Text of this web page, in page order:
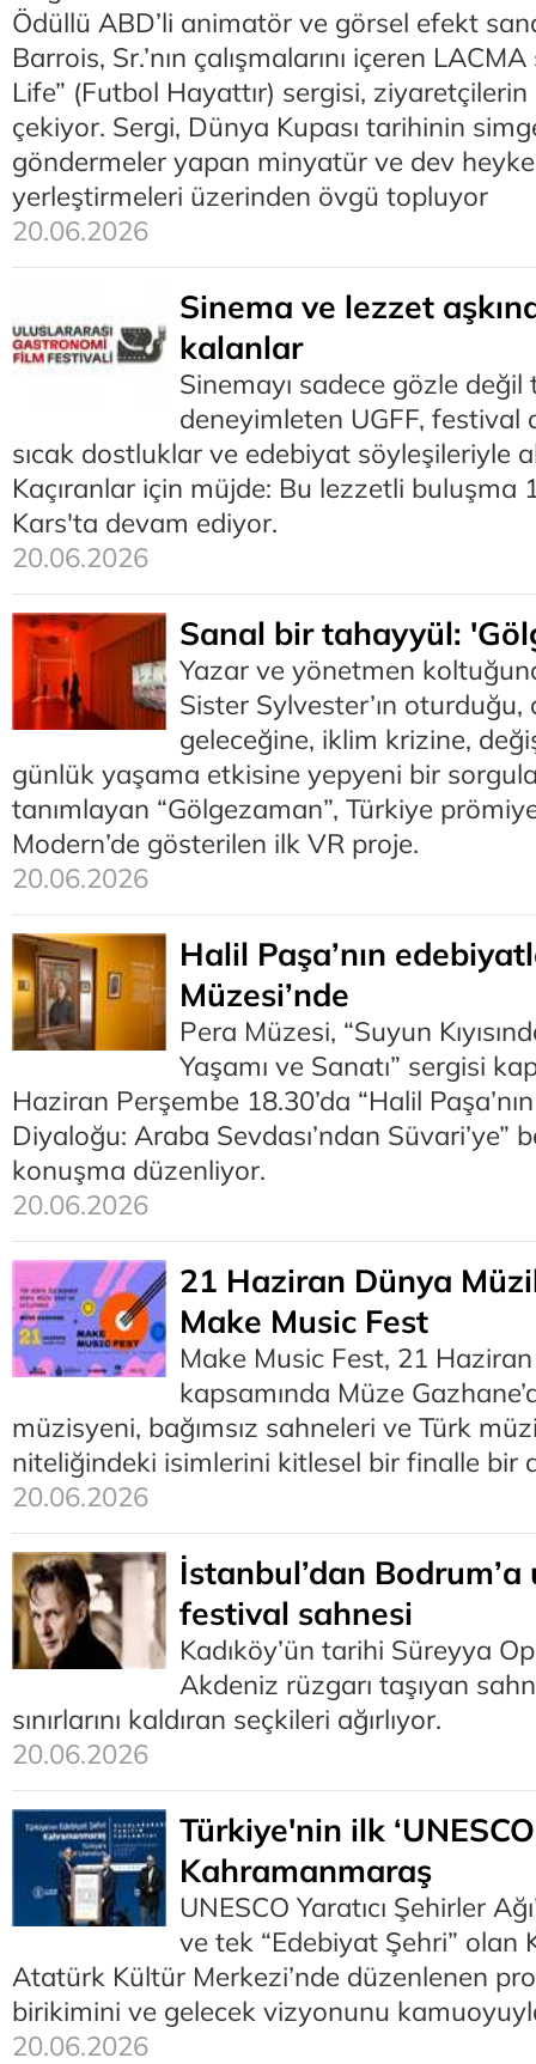
Ödüllü ABD’li animatör ve görsel efekt
Barrois, Sr.’nın çalışmalarını içeren
Life” (Futbol Hayattır) sergisi,
çekiyor. Sergi, Dünya Kupası tarihinin
göndermeler yapan minyatür ve dev
yerleştirmeleri üzerinden övgü topluyor
20.06.2026
Sinema ve lezzet
kalanlar
Sinemayı sadece gözle
deneyimleten UGFF, festival
sıcak dostluklar ve edebiyat söyleşileriyle
Kaçıranlar için müjde: Bu lezzetli buluşma
Kars'ta devam ediyor.
20.06.2026
Sanal bir tahayyül:
Yazar ve yönetmen
Sister Sylvester’ın oturduğu,
geleceğine, iklim krizine,
günlük yaşama etkisine yepyeni bir
tanımlayan “Gölgezaman”, Türkiye
Modern’de gösterilen ilk VR proje.
20.06.2026
Halil Paşa’nın
Müzesi’nde
Pera Müzesi, “Suyun
Yaşamı ve Sanatı” sergisi
Haziran Perşembe 18.30’da “Halil
Diyaloğu: Araba Sevdası’ndan Süvari’ye”
konuşma düzenliyor.
20.06.2026
21 Haziran Dünya
Make Music Fest
Make Music Fest, 21
kapsamında Müze
müzisyeni, bağımsız sahneleri ve Türk
niteliğindeki isimlerini kitlesel bir finalle bir
20.06.2026
İstanbul’dan
festival sahnesi
Kadıköy’ün tarihi Süreyya
Akdeniz rüzgarı taşıyan
sınırlarını kaldıran seçkileri ağırlıyor.
20.06.2026
Türkiye'nin ilk
Kahramanmaraş
UNESCO Yaratıcı Şehirler
ve tek “Edebiyat Şehri” olan
Atatürk Kültür Merkezi’nde düzenlenen
birikimini ve gelecek vizyonunu
20.06.2026